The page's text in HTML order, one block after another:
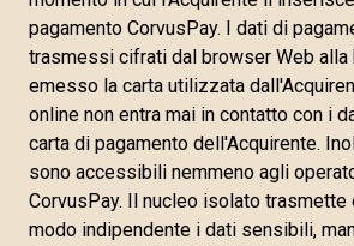
pagamento CorvusPay. I dati di
trasmessi cifrati dal browser Web alla
emesso la carta utilizzata
online non entra mai in contatto con i
carta di pagamento dell'Acquirente.
sono accessibili nemmeno agli
CorvusPay. Il nucleo isolato
modo indipendente i dati sensibili,